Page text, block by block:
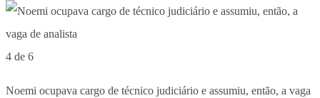
4 de 6
Noemi ocupava cargo de técnico judiciário e assumiu, então, a vaga